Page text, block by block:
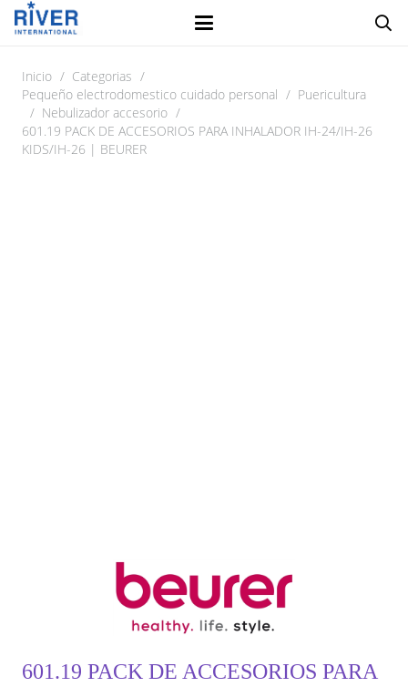
Inicio / Categorias /
Pequeño electrodomestico cuidado personal / Puericultura
/ Nebulizador accesorio /
601.19 PACK DE ACCESORIOS PARA INHALADOR IH-24/IH-26
KIDS/IH-26 | BEURER
601.19 PACK DE ACCESORIOS PARA